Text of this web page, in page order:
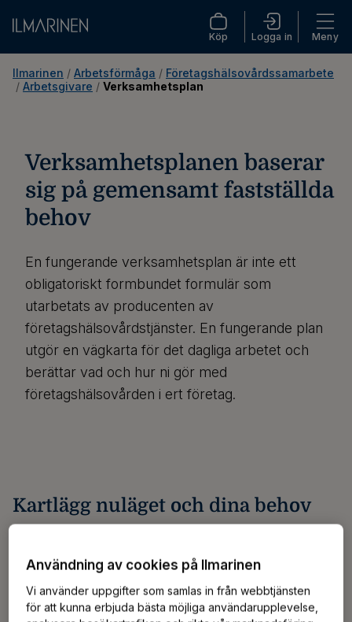
Köp Logga in Meny
Ilmarinen / Arbetsförmåga / Företagshälsovårdssamarbete
/ Arbetsgivare / Verksamhetsplan
Verksamhetsplanen baserar
sig på gemensamt fastställda
behov
En fungerande verksamhetsplan är inte ett
obligatoriskt formbundet formulär som
utarbetats av producenten av
företagshälsovårdstjänster. En fungerande plan
utgör en vägkarta för det dagliga arbetet och
berättar vad och hur ni gör med
företagshälsovården i ert företag.
Kartlägg nuläget och dina behov
redan mycket information om sjukfrånvaro,
invalidpensioner, personalens åldersstruktur och
omsättning. De uppgifter som fås från riskbedömningen
Användning av cookies på Ilmarinen
Vi använder uppgifter som samlas in från webbtjänsten
för att kunna erbjuda bästa möjliga användarupplevelse,